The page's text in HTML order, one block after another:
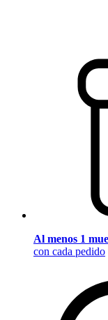
Al menos 1
con cada pedido